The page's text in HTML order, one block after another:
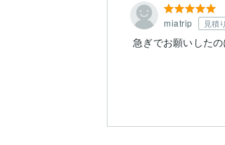
miatrip 見積
急ぎでお願いした